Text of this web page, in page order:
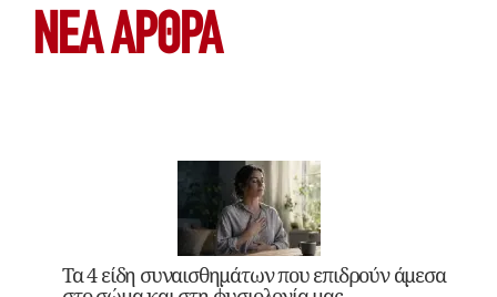
ΝΕΑ ΆΡΘΡΑ
Τα 4 είδη συναισθημάτων που επιδρούν άμεσα